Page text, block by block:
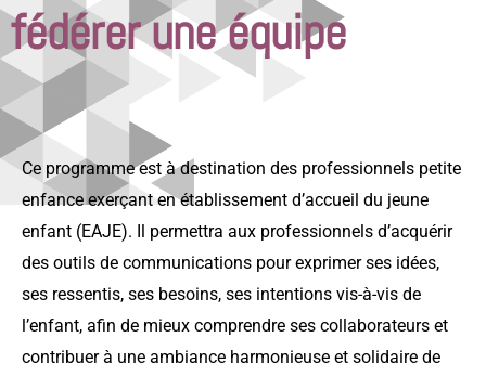
fédérer une équipe
Ce programme est à destination des professionnels petite
enfance exerçant en établissement d’accueil du jeune
enfant (EAJE). Il permettra aux professionnels d’acquérir
des outils de communications pour exprimer ses idées,
ses ressentis, ses besoins, ses intentions vis-à-vis de
l’enfant, afin de mieux comprendre ses collaborateurs et
contribuer à une ambiance harmonieuse et solidaire de